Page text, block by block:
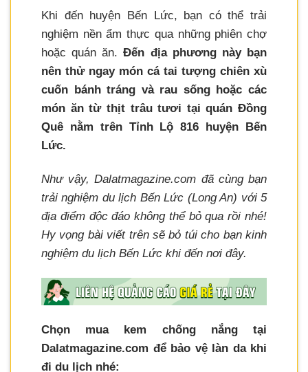
Khi đến huyện Bến Lức, bạn có thể trải
nghiệm nền ẩm thực qua những phiên chợ
hoặc quán ăn.Đến địa phương này bạn
nên thử ngay món cá tai tượng chiên xù
cuốn bánh tráng và rau sống hoặc các
món ăn từ thịt trâu tươi tại quán Đồng
Quê nằm trên Tỉnh Lộ 816 huyện Bến
Lức.
Như vậy, Dalatmagazine.com đã cùng bạn
trải nghiệm du lịch Bến Lức (Long An) với 5
địa điểm độc đáo không thể bỏ qua rồi nhé!
Hy vọng bài viết trên sẽ bỏ túi cho bạn kinh
nghiệm du lịch Bến Lức khi đến nơi đây.
Chọn mua kem chống nắng tại
Dalatmagazine.com để bảo vệ làn da khi
đi du lịch nhé: